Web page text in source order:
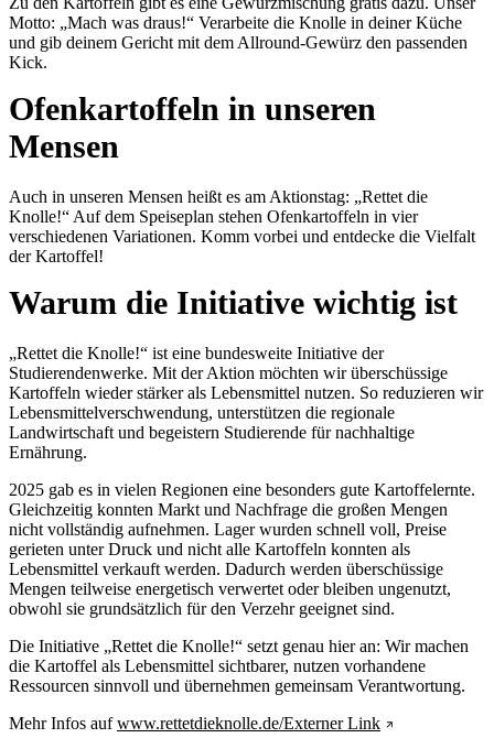
Motto: „Mach was draus!“ Verarbeite die Knolle in deiner Küche
und gib deinem Gericht mit dem Allround-Gewürz den passenden
Kick.
Ofenkartoffeln in unseren
Mensen
Auch in unseren Mensen heißt es am Aktionstag: „Rettet die
Knolle!“ Auf dem Speiseplan stehen Ofenkartoffeln in vier
verschiedenen Variationen. Komm vorbei und entdecke die Vielfalt
der Kartoffel!
Warum die Initiative wichtig ist
„Rettet die Knolle!“ ist eine bundesweite Initiative der
Studierendenwerke. Mit der Aktion möchten wir überschüssige
Kartoffeln wieder stärker als Lebensmittel nutzen. So reduzieren wir
Lebensmittelverschwendung, unterstützen die regionale
Landwirtschaft und begeistern Studierende für nachhaltige
Ernährung.
2025 gab es in vielen Regionen eine besonders gute Kartoffelernte.
Gleichzeitig konnten Markt und Nachfrage die großen Mengen
nicht vollständig aufnehmen. Lager wurden schnell voll, Preise
gerieten unter Druck und nicht alle Kartoffeln konnten als
Lebensmittel verkauft werden. Dadurch werden überschüssige
Mengen teilweise energetisch verwertet oder bleiben ungenutzt,
obwohl sie grundsätzlich für den Verzehr geeignet sind.
Die Initiative „Rettet die Knolle!“ setzt genau hier an: Wir machen
die Kartoffel als Lebensmittel sichtbarer, nutzen vorhandene
Ressourcen sinnvoll und übernehmen gemeinsam Verantwortung.
Mehr Infos aufwww.rettetdieknolle.de/Externer Link